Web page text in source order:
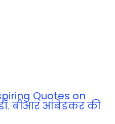
Quotes on
डॉ. बीआर आंबेडकर की